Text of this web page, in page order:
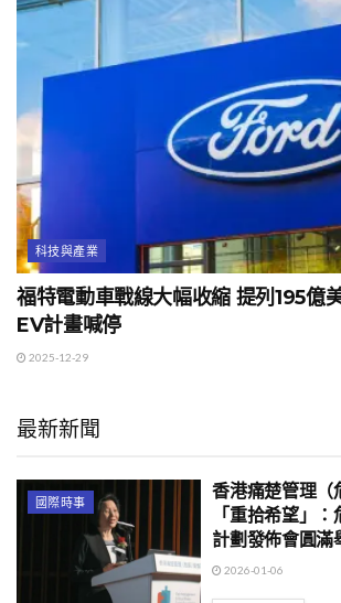
科技與產業
福特電動車戰線大幅收縮 提列195億
EV計畫喊停
2025-12-29
最新新聞
國際時事
香港痛楚管理（
「重拾希望」
計劃發佈會圓滿
2026-01-06